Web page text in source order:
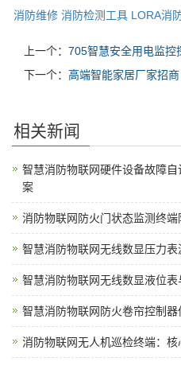
消防维修 消防检测工具 LORA消
上一个： 705智慧安全用电监控
下一个： 高端智能家居厂家招商
相关新闻
智慧消防物联网硬件设备故障
案
消防物联网防火门状态监测终
智慧消防物联网无线数显压力
智慧消防物联网无线数显液位
智慧消防物联网防火卷帘控制
消防物联网无人机巡检终端：